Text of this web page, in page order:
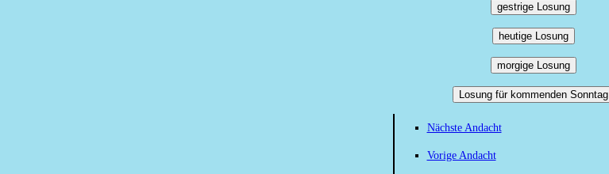
gestrige Losung
heutige Losung
morgige Losung
Losung für kommenden Sonntag
Nächste Andacht
Vorige Andacht